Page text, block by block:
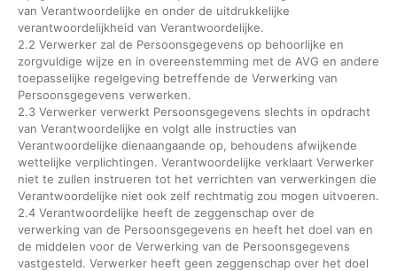
van Verantwoordelijke en onder de uitdrukkelijke
verantwoordelijkheid van Verantwoordelijke.
2.2 Verwerker zal de Persoonsgegevens op behoorlijke en
zorgvuldige wijze en in overeenstemming met de AVG en andere
toepasselijke regelgeving betreffende de Verwerking van
Persoonsgegevens verwerken.
2.3 Verwerker verwerkt Persoonsgegevens slechts in opdracht
van Verantwoordelijke en volgt alle instructies van
Verantwoordelijke dienaangaande op, behoudens afwijkende
wettelijke verplichtingen. Verantwoordelijke verklaart Verwerker
niet te zullen instrueren tot het verrichten van verwerkingen die
Verantwoordelijke niet ook zelf rechtmatig zou mogen uitvoeren.
2.4 Verantwoordelijke heeft de zeggenschap over de
verwerking van de Persoonsgegevens en heeft het doel van en
de middelen voor de Verwerking van de Persoonsgegevens
vastgesteld. Verwerker heeft geen zeggenschap over het doel